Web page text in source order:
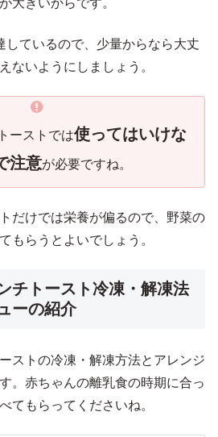
大きいからです。
しているので、少量からなら大丈
ないようにしましょう。
ーストでは使ってはいけな
注意が必要ですね。
だけでは栄養が偏るので、野菜の
もらうとよいでしょう。
チトースト冷凍・解凍法
ーの紹介
ストの冷凍・解凍方法とアレンジ
。赤ちゃんの離乳食の時期に合っ
てもらってくださいね。